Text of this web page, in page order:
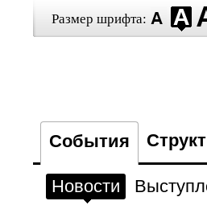
Размер шрифта:
События
Новости